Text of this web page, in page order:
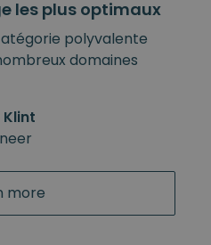
les plus optimaux
polyvalente
domaines
more